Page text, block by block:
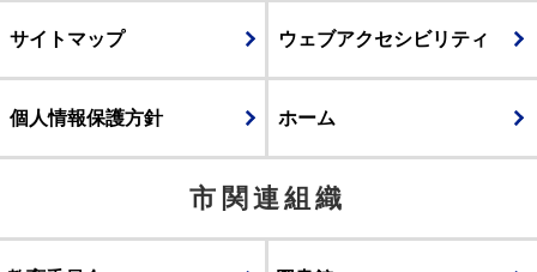
サイトマップ ウェブアクセシビリティ
個人情報保護方針 ホーム
市関連組織